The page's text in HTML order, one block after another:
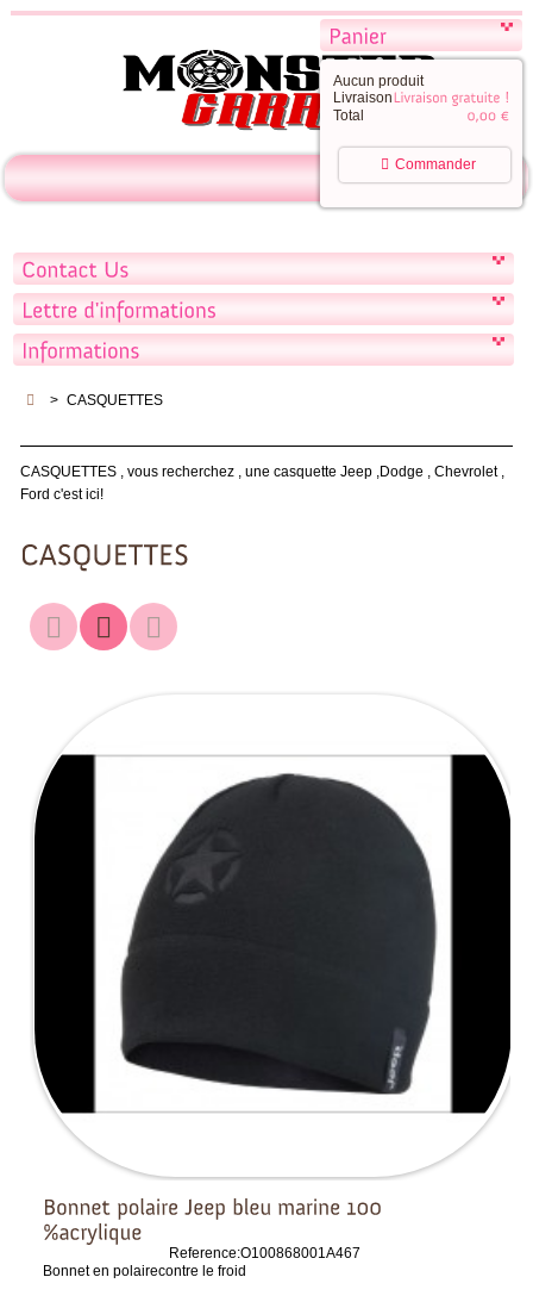
Aucun produit
Livraison
Total
Commander
> CASQUETTES
CASQUETTES , vous recherchez , une casquette Jeep ,Dodge , Chevrolet ,
Ford c'est ici!
Reference:O100868001A467
Bonnet en polairecontre le froid